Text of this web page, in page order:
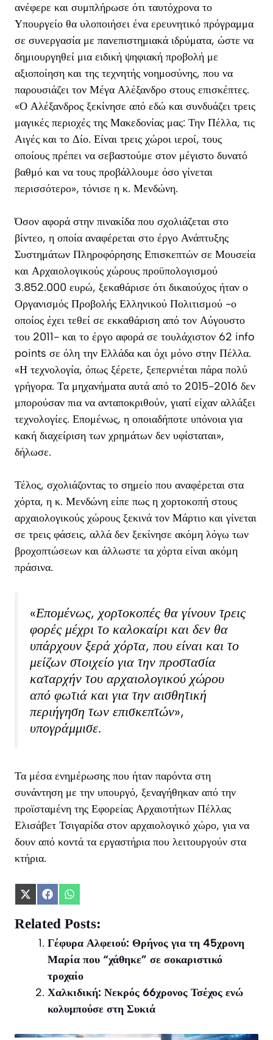
ανέφερε και συμπλήρωσε ότι ταυτόχρονα το
Υπουργείο θα υλοποιήσει ένα ερευνητικό πρόγραμμα
σε συνεργασία με πανεπιστημιακά ιδρύματα, ώστε να
δημιουργηθεί μια ειδική ψηφιακή προβολή με
αξιοποίηση και της τεχνητής νοημοσύνης, που να
παρουσιάζει τον Μέγα Αλέξανδρο στους επισκέπτες.
«Ο Αλέξανδρος ξεκίνησε από εδώ και συνδυάζει τρεις
μαγικές περιοχές της Μακεδονίας μας: Την Πέλλα, τις
Αιγές και το Δίο. Είναι τρεις χώροι ιεροί, τους
οποίους πρέπει να σεβαστούμε στον μέγιστο δυνατό
βαθμό και να τους προβάλλουμε όσο γίνεται
περισσότερο», τόνισε η κ. Μενδώνη.
Όσον αφορά στην πινακίδα που σχολιάζεται στο
βίντεο, η οποία αναφέρεται στο έργο Ανάπτυξης
Συστημάτων Πληροφόρησης Επισκεπτών σε Μουσεία
και Αρχαιολογικούς χώρους προϋπολογισμού
3.852.000 ευρώ, ξεκαθάρισε ότι δικαιούχος ήταν ο
Οργανισμός Προβολής Ελληνικού Πολιτισμού -ο
οποίος έχει τεθεί σε εκκαθάριση από τον Αύγουστο
του 2011- και το έργο αφορά σε τουλάχιστον 62 info
points σε όλη την Ελλάδα και όχι μόνο στην Πέλλα.
«Η τεχνολογία, όπως ξέρετε, ξεπερνιέται πάρα πολύ
γρήγορα. Τα μηχανήματα αυτά από το 2015-2016 δεν
μπορούσαν πια να ανταποκριθούν, γιατί είχαν αλλάξει
τεχνολογίες. Επομένως, η οποιαδήποτε υπόνοια για
κακή διαχείριση των χρημάτων δεν υφίσταται»,
δήλωσε.
Τέλος, σχολιάζοντας το σημείο που αναφέρεται στα
χόρτα, η κ. Μενδώνη είπε πως η χορτοκοπή στους
αρχαιολογικούς χώρους ξεκινά τον Μάρτιο και γίνεται
σε τρεις φάσεις, αλλά δεν ξεκίνησε ακόμη λόγω των
βροχοπτώσεων και άλλωστε τα χόρτα είναι ακόμη
πράσινα.
«Επομένως, χορτοκοπές θα γίνουν τρεις
φορές μέχρι το καλοκαίρι και δεν θα
υπάρχουν ξερά χόρτα, που είναι και το
μείζων στοιχείο για την προστασία
καταρχήν του αρχαιολογικού χώρου
από φωτιά και για την αισθητική
περιήγηση των επισκεπτών»,
υπογράμμισε.
Τα μέσα ενημέρωσης που ήταν παρόντα στη
συνάντηση με την υπουργό, ξεναγήθηκαν από την
προϊσταμένη της Εφορείας Αρχαιοτήτων Πέλλας
Ελισάβετ Τσιγαρίδα στον αρχαιολογικό χώρο, για να
δουν από κοντά τα εργαστήρια που λειτουργούν στα
κτήρια.
Share
X
(Twitter)
Share
Facebook
Share
WhatsApp
Related Posts:
Γέφυρα Αλφειού: Θρήνος για τη 45χρονη
Μαρία που “χάθηκε” σε σοκαριστικό
τροχαίο
Χαλκιδική: Νεκρός 66χρονος Τσέχος ενώ
κολυμπούσε στη Συκιά